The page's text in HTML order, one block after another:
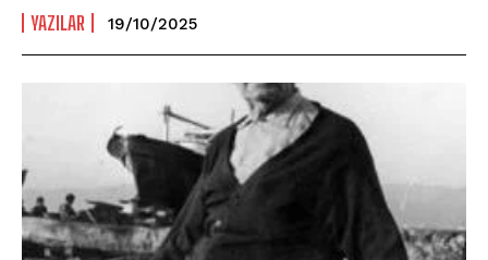
YAZILAR 19/10/2025